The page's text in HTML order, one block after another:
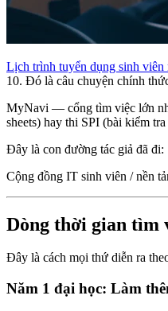
Lịch trình tuyển dụng sinh
10. Đó là câu chuyện chính
MyNavi — cổng tìm việc lớn
sheets) hay thi SPI (bài kiểm
Đây là con đường tác giả đã đi:
Cộng đồng IT sinh viên / nền
Dòng thời gian tìm
Đây là cách mọi thứ diễn ra
Năm 1 đại học: Làm